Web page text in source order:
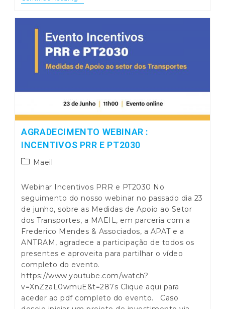
Webinar
Marítimo
:
Uma
Nova
Era
Com
AGRADECIMENTO WEBINAR :
INCENTIVOS PRR E PT2030
PostMaeil
Webinar Incentivos PRR e PT2030 No
seguimento do nosso webinar no passado dia 23
de junho, sobre as Medidas de Apoio ao Setor
dos Transportes, a MAEIL, em parceria com a
Frederico Mendes & Associados, a APAT e a
ANTRAM, agradece a participação de todos os
presentes e aproveita para partilhar o vídeo
completo do evento.
https://www.youtube.com/watch?
v=XnZzaL0wmuE&t=287s Clique aqui para
aceder ao pdf completo do evento. Caso